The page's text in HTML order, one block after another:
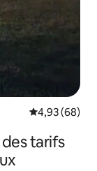
Évaluation
4,93 (68)
tarifs